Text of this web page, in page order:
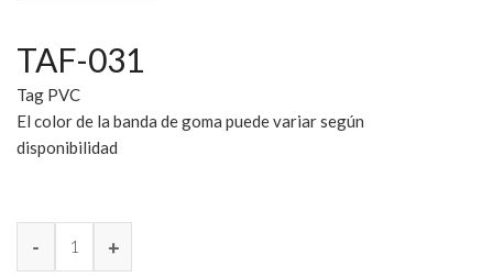
TAF-031
Tag PVC
El color de la banda de goma puede variar según
disponibilidad